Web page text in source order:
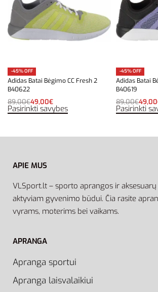
-45% OFF
Adidas Batai Bėgimo CC Fresh 2
B40622
89,00€49,00€
Pasirinkti savybes
-45% OFF
Adidas Batai
B40619
89,00€49,00
Pasirinkti
APIE MUS
VLSport.lt – sporto aprangos ir
aktyviam gyvenimo būdui. Čia rasite
vyrams, moterims bei vaikams.
APRANGA
Apranga sportui
Apranga laisvalaikiui